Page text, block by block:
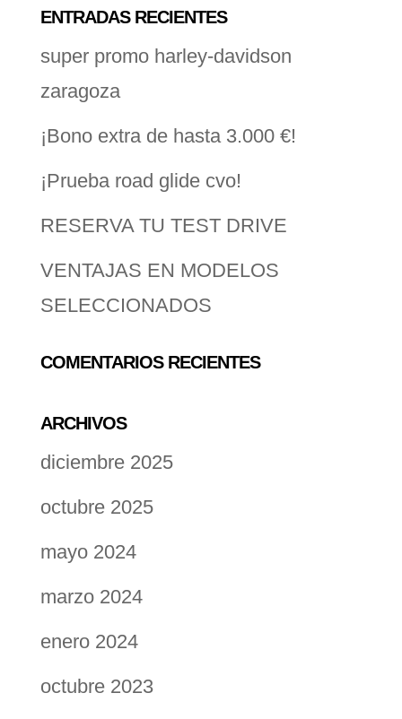
ENTRADAS RECIENTES
super promo harley-davidson
zaragoza
¡Bono extra de hasta 3.000 €!
¡Prueba road glide cvo!
RESERVA TU TEST DRIVE
VENTAJAS EN MODELOS
SELECCIONADOS
COMENTARIOS RECIENTES
ARCHIVOS
diciembre 2025
octubre 2025
mayo 2024
marzo 2024
enero 2024
octubre 2023